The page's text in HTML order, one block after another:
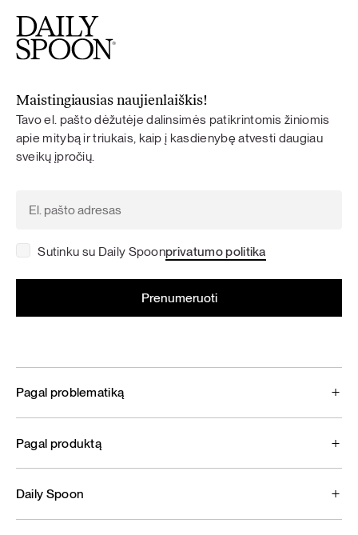
Maistingiausias naujienlaiškis!
Tavo el. pašto dėžutėje dalinsimės patikrintomis žiniomis
apie mitybą ir triukais, kaip į kasdienybę atvesti daugiau
sveikų įpročių.
Sutinku su Daily Spoonprivatumo politika
Pagal problematiką
Pagal produktą
Daily Spoon